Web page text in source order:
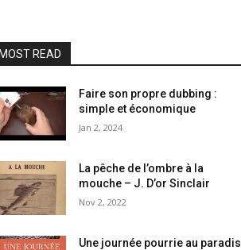
READ
Faire son propre dubbing :
simple et économique
Jan 2, 2024
La pêche de l’ombre à la
mouche – J. D’or Sinclair
Nov 2, 2022
Une journée pourrie au paradis